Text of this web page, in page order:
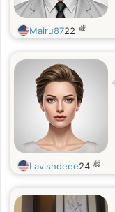
Mairu8722 歳
Lavishdeee24 歳